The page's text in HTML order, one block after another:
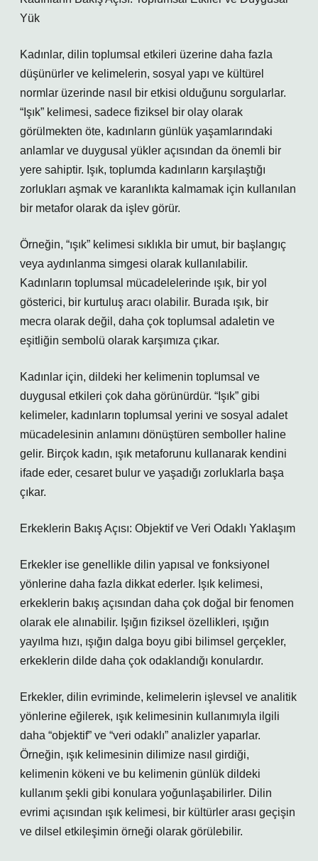
Yük
Kadınlar, dilin toplumsal etkileri üzerine daha fazla
düşünürler ve kelimelerin, sosyal yapı ve kültürel
normlar üzerinde nasıl bir etkisi olduğunu sorgularlar.
“Işık” kelimesi, sadece fiziksel bir olay olarak
görülmekten öte, kadınların günlük yaşamlarındaki
anlamlar ve duygusal yükler açısından da önemli bir
yere sahiptir. Işık, toplumda kadınların karşılaştığı
zorlukları aşmak ve karanlıkta kalmamak için kullanılan
bir metafor olarak da işlev görür.
Örneğin, “ışık” kelimesi sıklıkla bir umut, bir başlangıç
veya aydınlanma simgesi olarak kullanılabilir.
Kadınların toplumsal mücadelelerinde ışık, bir yol
gösterici, bir kurtuluş aracı olabilir. Burada ışık, bir
mecra olarak değil, daha çok toplumsal adaletin ve
eşitliğin sembolü olarak karşımıza çıkar.
Kadınlar için, dildeki her kelimenin toplumsal ve
duygusal etkileri çok daha görünürdür. “Işık” gibi
kelimeler, kadınların toplumsal yerini ve sosyal adalet
mücadelesinin anlamını dönüştüren semboller haline
gelir. Birçok kadın, ışık metaforunu kullanarak kendini
ifade eder, cesaret bulur ve yaşadığı zorluklarla başa
çıkar.
Erkeklerin Bakış Açısı: Objektif ve Veri Odaklı Yaklaşım
Erkekler ise genellikle dilin yapısal ve fonksiyonel
yönlerine daha fazla dikkat ederler. Işık kelimesi,
erkeklerin bakış açısından daha çok doğal bir fenomen
olarak ele alınabilir. Işığın fiziksel özellikleri, ışığın
yayılma hızı, ışığın dalga boyu gibi bilimsel gerçekler,
erkeklerin dilde daha çok odaklandığı konulardır.
Erkekler, dilin evriminde, kelimelerin işlevsel ve analitik
yönlerine eğilerek, ışık kelimesinin kullanımıyla ilgili
daha “objektif” ve “veri odaklı” analizler yaparlar.
Örneğin, ışık kelimesinin dilimize nasıl girdiği,
kelimenin kökeni ve bu kelimenin günlük dildeki
kullanım şekli gibi konulara yoğunlaşabilirler. Dilin
evrimi açısından ışık kelimesi, bir kültürler arası geçişin
ve dilsel etkileşimin örneği olarak görülebilir.